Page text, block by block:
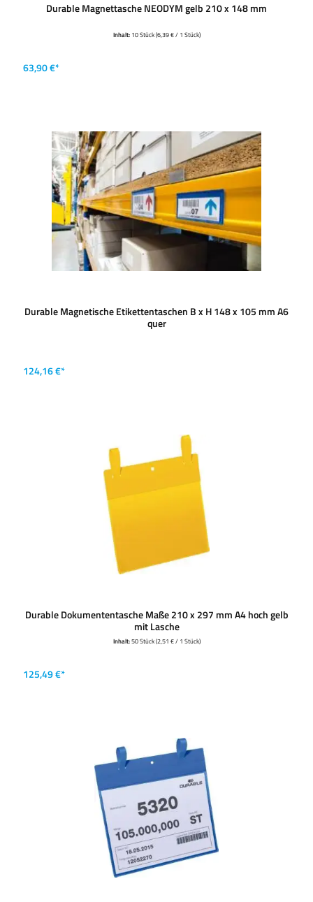
Durable Magnettasche NEODYM gelb 210 x 148 mm
Inhalt: 10 Stück(6,39 € / 1 Stück)
63,90 €*
Durable Magnetische Etikettentaschen B x H 148 x 105 mm A6
quer
124,16 €*
Durable Dokumententasche Maße 210 x 297 mm A4 hoch gelb
mit Lasche
Inhalt:50 Stück(2,51 € / 1 Stück)
125,49 €*